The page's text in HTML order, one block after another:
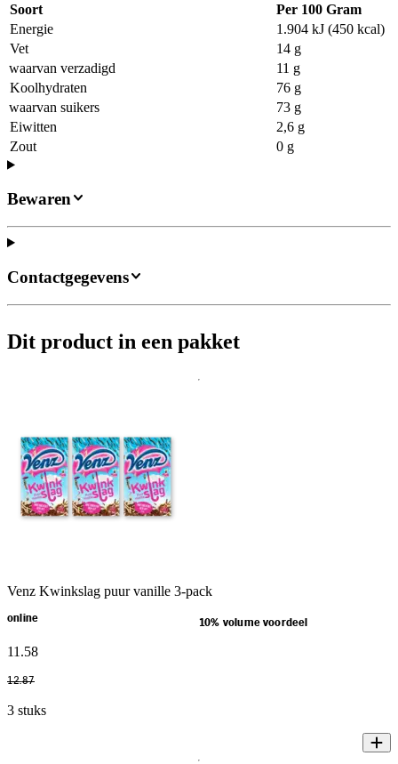
Soort
Per 100 Gram
Energie
1.904 kJ (450 kcal)
Vet
14 g
waarvan verzadigd
11 g
Koolhydraten
76 g
waarvan suikers
73 g
Eiwitten
2,6 g
Zout
0 g
Bewaren
Contactgegevens
Dit product in een pakket
Venz Kwinkslag puur vanille 3-pack
online 10% volume voordeel
11 .58
12.87
3 stuks